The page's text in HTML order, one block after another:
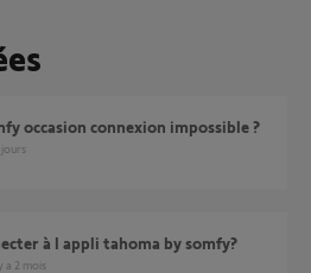
occasion connexion impossible ?
jours
à l appli tahoma by somfy?
y a 2 mois